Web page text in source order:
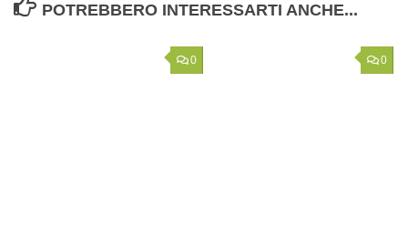
POTREBBERO INTERESSARTI ANCHE...
0 0